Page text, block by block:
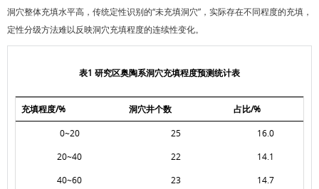
洞穴整体充填水平高，传统定性识别的“未充填洞穴”，实际存在不同程度的充填，
定性分级方法难以反映洞穴充填程度的连续性变化。
表1 研究区奥陶系洞穴充填程度预测统计表
充填程度/% 洞穴井个数 占比/%
0~20 25 16.0
20~40 22 14.1
40~60 23 14.7